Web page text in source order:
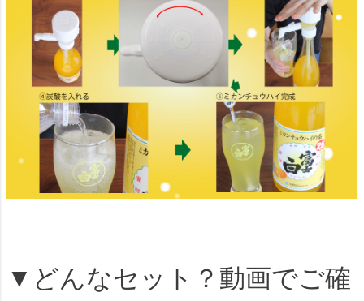
▼どんなセット？動画でご確